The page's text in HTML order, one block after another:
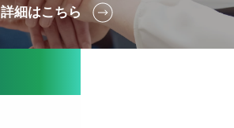
詳細はこちら